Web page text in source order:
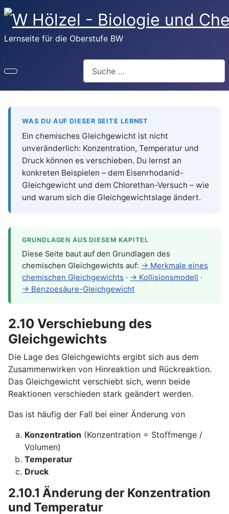
Lernseite für die Oberstufe BW
WAS DU AUF DIESER SEITE LERNST
Ein chemisches Gleichgewicht ist nicht
unveränderlich: Konzentration, Temperatur und
Druck können es verschieben. Du lernst an
konkreten Beispielen – dem Eisenrhodanid-
Gleichgewicht und dem Chlorethan-Versuch – wie
und warum sich die Gleichgewichtslage ändert.
GRUNDLAGEN AUS DIESEM KAPITEL
Diese Seite baut auf den Grundlagen des
chemischen Gleichgewichts auf: → Merkmale eines
chemischen Gleichgewichts · → Kollisionsmodell ·
→ Benzoesäure-Gleichgewicht
2.10 Verschiebung des
Gleichgewichts
Die Lage des Gleichgewichts ergibt sich aus dem
Zusammenwirken von Hin­reaktion und Rückreaktion.
Das Gleichgewicht verschiebt sich, wenn beide
Reaktionen verschieden stark geändert werden.
Das ist häufig der Fall bei einer Änderung von
Konzentration (Konzentration = Stoffmenge /
Volumen)
Temperatur
Druck
2.10.1 Änderung der Konzentration
und Temperatur